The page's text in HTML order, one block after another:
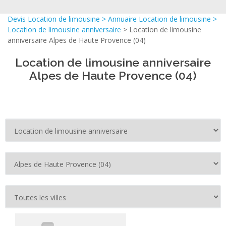
Devis Location de limousine > Annuaire Location de limousine >
Location de limousine anniversaire > Location de limousine
anniversaire Alpes de Haute Provence (04)
Location de limousine anniversaire
Alpes de Haute Provence (04)